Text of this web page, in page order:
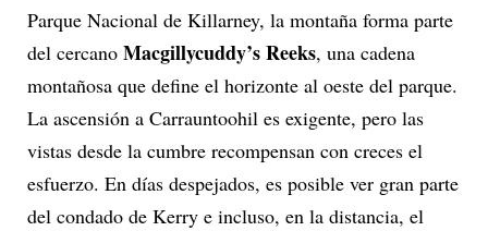
Parque Nacional de Killarney, la montaña forma parte
del cercano Macgillycuddy’s Reeks, una cadena
montañosa que define el horizonte al oeste del parque.
La ascensión a Carrauntoohil es exigente, pero las
vistas desde la cumbre recompensan con creces el
esfuerzo. En días despejados, es posible ver gran parte
del condado de Kerry e incluso, en la distancia, el